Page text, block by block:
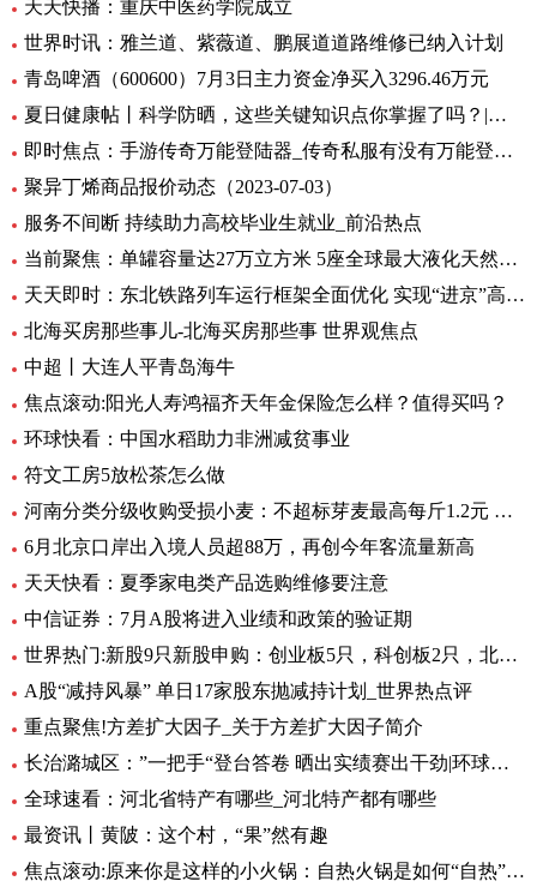
天天快播：重庆中医药学院成立
世界时讯：雅兰道、紫薇道、鹏展道道路维修已纳入计划
青岛啤酒（600600）7月3日主力资金净买入3296.46万元
夏日健康帖丨科学防晒，这些关键知识点你掌握了吗？|世界观察
即时焦点：手游传奇万能登陆器_传奇私服有没有万能登录器
聚异丁烯商品报价动态（2023-07-03）
服务不间断 持续助力高校毕业生就业_前沿热点
当前聚焦：单罐容量达27万立方米 5座全球最大液化天然气储罐主体结构完工
天天即时：东北铁路列车运行框架全面优化 实现“进京”高铁“公交化”
北海买房那些事儿-北海买房那些事 世界观焦点
中超丨大连人平青岛海牛
焦点滚动:阳光人寿鸿福齐天年金保险怎么样？值得买吗？
环球快看：中国水稻助力非洲减贫事业
符文工房5放松茶怎么做
河南分类分级收购受损小麦：不超标芽麦最高每斤1.2元 全球最资讯
6月北京口岸出入境人员超88万，再创今年客流量新高
天天快看：夏季家电类产品选购维修要注意
中信证券：7月A股将进入业绩和政策的验证期
世界热门:新股9只新股申购：创业板5只，科创板2只，北交所2只
A股“减持风暴” 单日17家股东抛减持计划_世界热点评
重点聚焦!方差扩大因子_关于方差扩大因子简介
长治潞城区：”一把手“登台答卷 晒出实绩赛出干劲|环球视点
全球速看：河北省特产有哪些_河北特产都有哪些
最资讯丨黄陂：这个村，“果”然有趣
焦点滚动:原来你是这样的小火锅：自热火锅是如何“自热”的？